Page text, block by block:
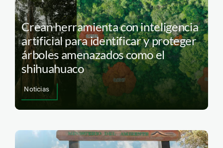
Crean herramienta con inteligencia
artificial para identificar y proteger
árboles amenazados como el
shihuahuaco
Noticias